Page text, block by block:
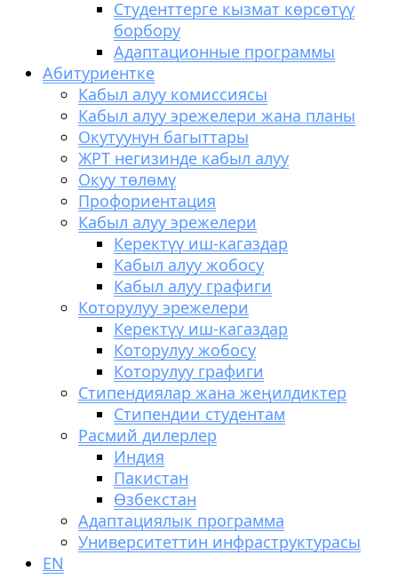
Студенттерге кызмат көрсөтүү
борбору
Адаптационные программы
Абитуриентке
Кабыл алуу комиссиясы
Кабыл алуу эрежелери жана планы
Окутуунун багыттары
ЖРТ негизинде кабыл алуу
Окуу төлөмү
Профориентация
Кабыл алуу эрежелери
Керектүү иш-кагаздар
Кабыл алуу жобосу
Кабыл алуу графиги
Которулуу эрежелери
Керектүү иш-кагаздар
Которулуу жобосу
Которулуу графиги
Стипендиялар жана жеңилдиктер
Стипендии студентам
Расмий дилерлер
Индия
Пакистан
Өзбекстан
Адаптациялык программа
Университеттин инфраструктурасы
EN